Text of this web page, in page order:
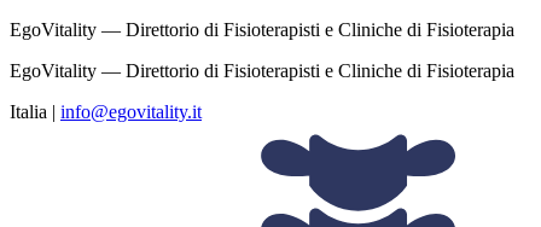
EgoVitality — Direttorio di Fisioterapisti e Cliniche di Fisioterapia
EgoVitality — Direttorio di Fisioterapisti e Cliniche di Fisioterapia
Italia | info@egovitality.it